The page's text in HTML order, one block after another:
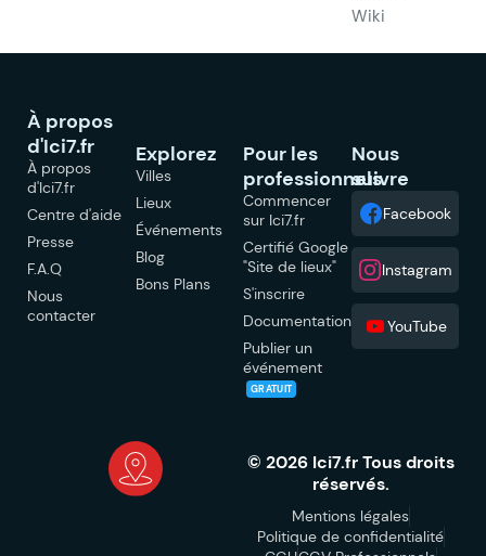
Wiki
À propos
d'Ici7.fr
À propos
d'Ici7.fr
Centre d'aide
Presse
F.A.Q
Nous
contacter
Explorez
Villes
Lieux
Événements
Blog
Bons Plans
Pour les
professionnels
Commencer
sur Ici7.fr
Certifié Google
"Site de lieux"
S'inscrire
Documentation
Publier un
événement
GRATUIT
Nous
suivre
Facebook
Instagram
YouTube
© 2026 Ici7.fr Tous droits
réservés.
Mentions légales
Politique de confidentialité